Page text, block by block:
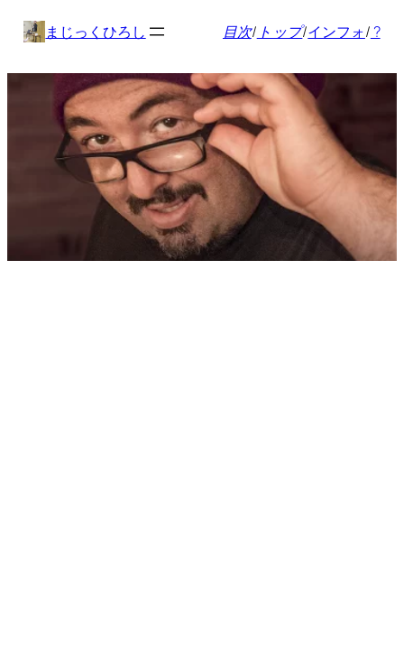
まじっくひろし 目次/ トップ/インフォ/ ?